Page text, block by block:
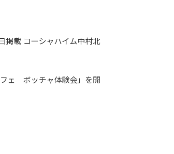
掲載 コーシャハイム中村北
ェ ボッチャ体験会」を開